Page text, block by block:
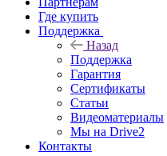
Где купить
Поддержка
Назад
Поддержка
Гарантия
Сертификаты
Статьи
Видеоматериалы
Мы на Drive2
Контакты